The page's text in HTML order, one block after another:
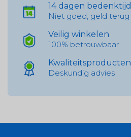
14 dagen bedenktijd
Niet goed, geld terug
Veilig winkelen
100% betrouwbaar
Kwaliteitsproducten
Deskundig advies